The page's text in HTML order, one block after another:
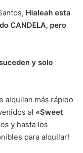
Hialeah esta
CANDELA, pero
y solo
alquilan más rápido
al «Sweet
y hasta los
para alquilar!